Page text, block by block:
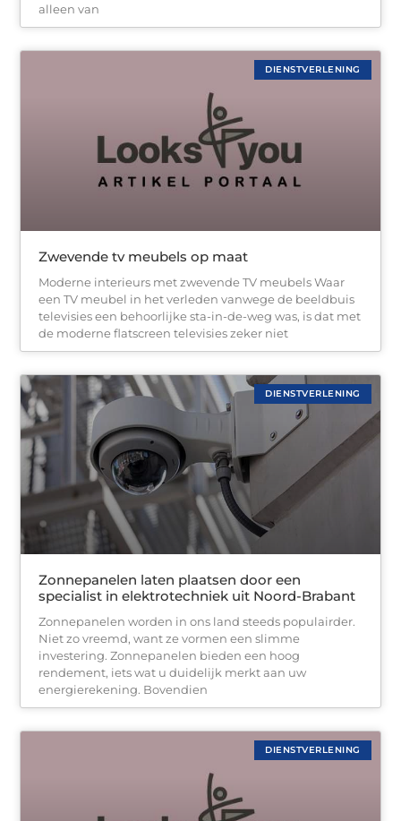
alleen van
DIENSTVERLENING
Zwevende tv meubels op maat
Moderne interieurs met zwevende TV meubels Waar
een TV meubel in het verleden vanwege de beeldbuis
televisies een behoorlijke sta-in-de-weg was, is dat met
de moderne flatscreen televisies zeker niet
DIENSTVERLENING
Zonnepanelen laten plaatsen door een
specialist in elektrotechniek uit Noord-Brabant
Zonnepanelen worden in ons land steeds populairder.
Niet zo vreemd, want ze vormen een slimme
investering. Zonnepanelen bieden een hoog
rendement, iets wat u duidelijk merkt aan uw
energierekening. Bovendien
DIENSTVERLENING